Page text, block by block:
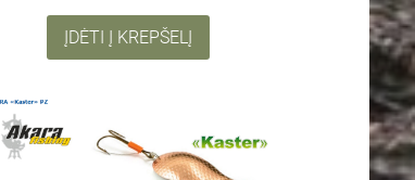
ĮDĖTI Į KREPŠELĮ